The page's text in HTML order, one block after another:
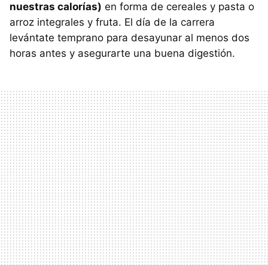
nuestras calorías) en forma de cereales y pasta o
arroz integrales y fruta. El día de la carrera
levántate temprano para desayunar al menos dos
horas antes y asegurarte una buena digestión.